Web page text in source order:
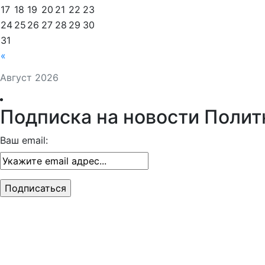
Август 2026
«
17 18 19 20 21 22 23
24 25 26 27 28 29 30
31
Подписка на новости
Ваш email: